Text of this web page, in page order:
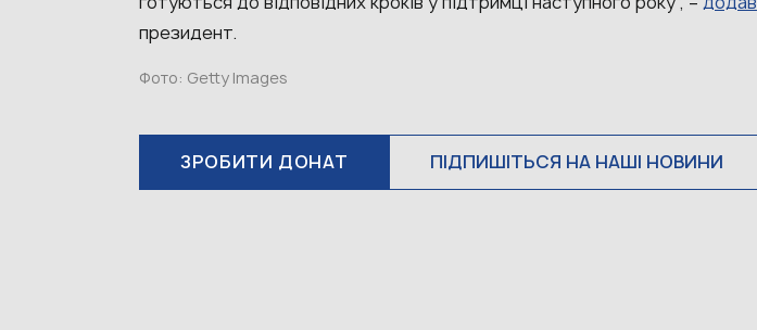
президент.
Фото: Getty Images
ЗРОБИТИ ДОНАТ ПІДПИШІТЬСЯ НА НАШІ НОВИНИ